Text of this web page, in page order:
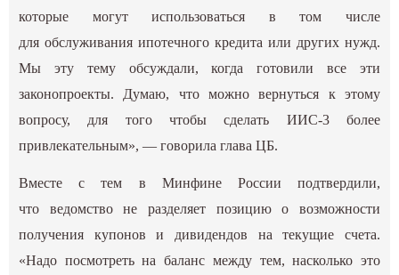
которые могут использоваться в том числе
для обслуживания ипотечного кредита или других нужд.
Мы эту тему обсуждали, когда готовили все эти
законопроекты. Думаю, что можно вернуться к этому
вопросу, для того чтобы сделать ИИС-3 более
привлекательным», — говорила глава ЦБ.
Вместе с тем в Минфине России подтвердили,
что ведомство не разделяет позицию о возможности
получения купонов и дивидендов на текущие счета.
«Надо посмотреть на баланс между тем, насколько это